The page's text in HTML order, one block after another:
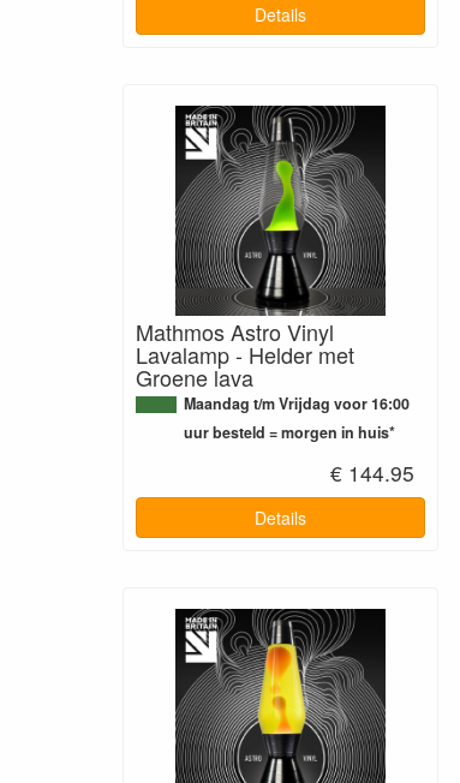
Details
Mathmos Astro Vinyl
Lavalamp - Helder met
Groene lava
Maandag t/m Vrijdag voor 16:00
uur besteld = morgen in huis*
€ 144.95
Details